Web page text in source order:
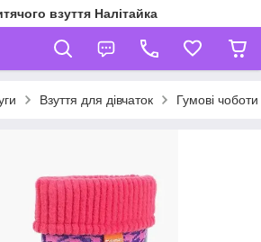
взуття Налітайка
Взуття для дівчаток Гумові